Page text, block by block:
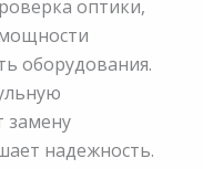
оптики,
оборудования.
замену
надежность.